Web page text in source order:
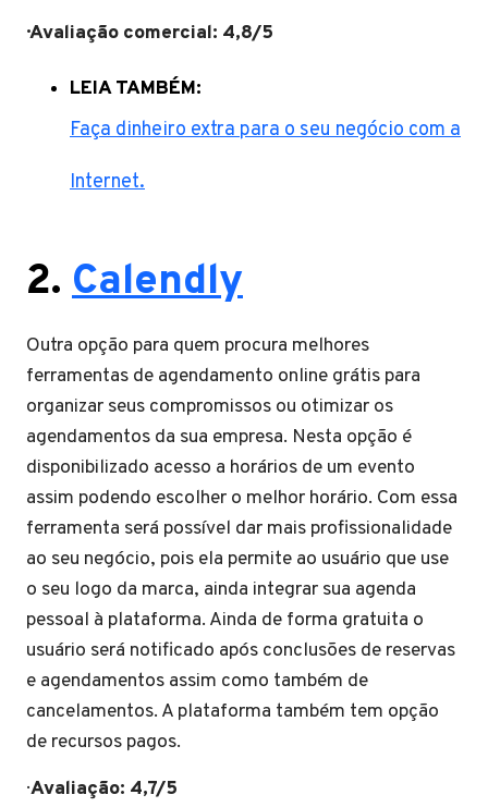
· Avaliação comercial: 4,8/5
LEIA TAMBÉM:
Faça dinheiro extra para o seu negócio com a
Internet.
2. Calendly
Outra opção para quem procura melhores
ferramentas de agendamento online grátis para
organizar seus compromissos ou otimizar os
agendamentos da sua empresa. Nesta opção é
disponibilizado acesso a horários de um evento
assim podendo escolher o melhor horário. Com essa
ferramenta será possível dar mais profissionalidade
ao seu negócio, pois ela permite ao usuário que use
o seu logo da marca, ainda integrar sua agenda
pessoal à plataforma. Ainda de forma gratuita o
usuário será notificado após conclusões de reservas
e agendamentos assim como também de
cancelamentos. A plataforma também tem opção
de recursos pagos.
·Avaliação: 4,7/5